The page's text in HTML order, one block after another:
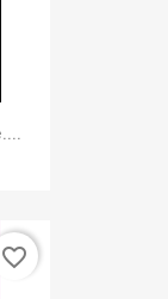
favorite_border